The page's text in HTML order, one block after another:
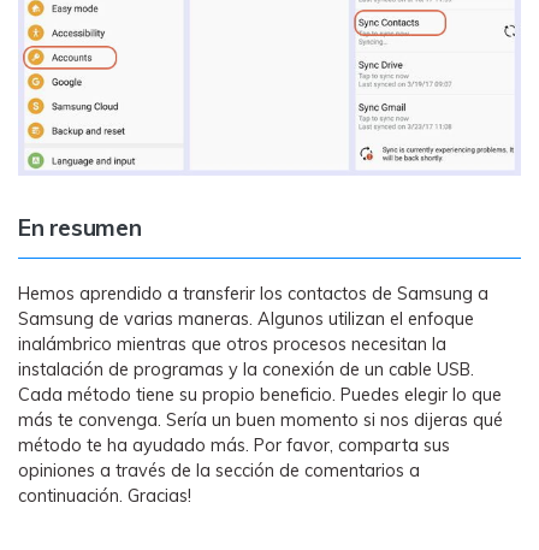
En resumen
Hemos aprendido a transferir los contactos de Samsung a
Samsung de varias maneras. Algunos utilizan el enfoque
inalámbrico mientras que otros procesos necesitan la
instalación de programas y la conexión de un cable USB.
Cada método tiene su propio beneficio. Puedes elegir lo que
más te convenga. Sería un buen momento si nos dijeras qué
método te ha ayudado más. Por favor, comparta sus
opiniones a través de la sección de comentarios a
continuación. Gracias!